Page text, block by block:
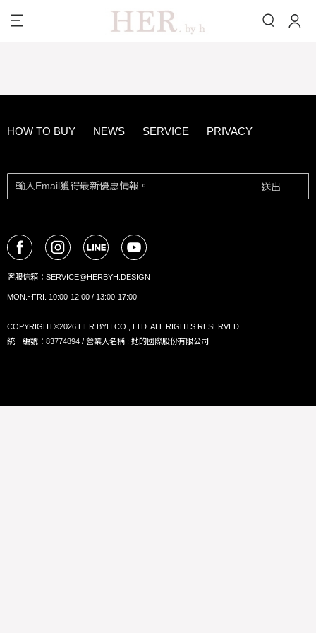
HOW TO BUY NEWS SERVICE PRIVACY
送出
客服信箱： SERVICE@HERBYH.DESIGN
MON.~FRI. 10:00-12:00 / 13:00-17:00
COPYRIGHT©2026 HER BYH CO., LTD. ALL RIGHTS RESERVED.
統一編號：83774894 / 營業人名稱 : 她的國際股份有限公司